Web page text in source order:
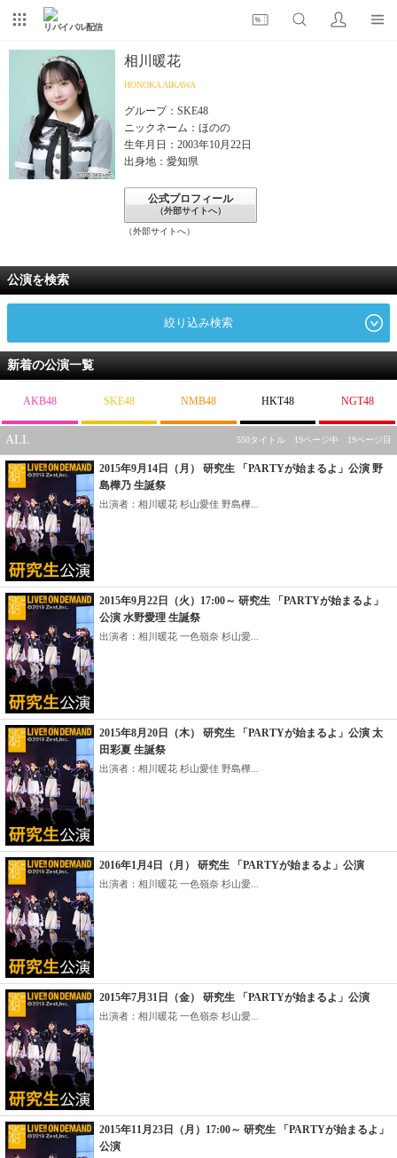
リバイバル配信
相川暖花
HONOKA AIKAWA
グループ：SKE48
ニックネーム：ほのの
生年月日：2003年10月22日
出身地：愛知県
公式プロフィール
（外部サイトへ）
（外部サイトへ）
公演を検索
絞り込み検索
新着の公演一覧
AKB48 SKE48 NMB48 HKT48 NGT48
ALL 550タイトル 19ページ中 19ページ目
2015年9月14日（月） 研究生 「PARTYが始まるよ」公演 野
島樺乃 生誕祭
出演者：相川暖花 杉山愛佳 野島樺...
2015年9月22日（火）17:00～ 研究生 「PARTYが始まるよ」
公演 水野愛理 生誕祭
出演者：相川暖花 一色嶺奈 杉山愛...
2015年8月20日（木） 研究生 「PARTYが始まるよ」公演 太
田彩夏 生誕祭
出演者：相川暖花 杉山愛佳 野島樺...
2016年1月4日（月） 研究生 「PARTYが始まるよ」公演
出演者：相川暖花 一色嶺奈 杉山愛...
2015年7月31日（金） 研究生 「PARTYが始まるよ」公演
出演者：相川暖花 一色嶺奈 杉山愛...
2015年11月23日（月）17:00～ 研究生 「PARTYが始まるよ」
公演